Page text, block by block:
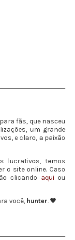
fãs, que nasceu
um grande
e claro, a paixão
lucrativos, temos
o site online. Caso
clicando aqui ou
você, hunter. 🖤